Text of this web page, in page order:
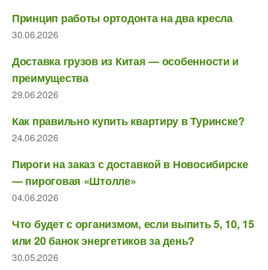
Принцип работы ортодонта на два кресла
30.06.2026
Доставка грузов из Китая — особенности и
преимущества
29.06.2026
Как правильно купить квартиру в Туринске?
24.06.2026
Пироги на заказ с доставкой в Новосибирске
— пироговая «Штолле»
04.06.2026
Что будет с организмом, если выпить 5, 10, 15
или 20 банок энергетиков за день?
30.05.2026